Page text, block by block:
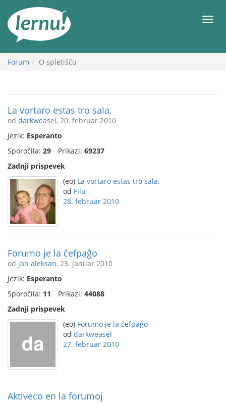
vsebini
Meni
Forum O spletišču
La vortaro estas tro sala.
od darkweasel, 20. februar 2010
Jezik: Esperanto
Sporočila: 29 Prikazi: 69237
Zadnji prispevek
(eo) La vortaro estas tro sala.
od Filu
28. februar 2010
Forumo je la ĉefpaĝo
od jan aleksan, 23. januar 2010
Jezik: Esperanto
Sporočila: 11 Prikazi: 44088
Zadnji prispevek
(eo) Forumo je la ĉefpaĝo
od darkweasel
27. februar 2010
Aktiveco en la forumoj